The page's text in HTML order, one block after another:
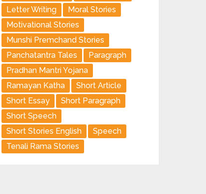
Letter Writing
Moral Stories
Motivational Stories
Munshi Premchand Stories
Panchatantra Tales
Paragraph
Pradhan Mantri Yojana
Ramayan Katha
Short Article
Short Essay
Short Paragraph
Short Speech
Short Stories English
Speech
Tenali Rama Stories